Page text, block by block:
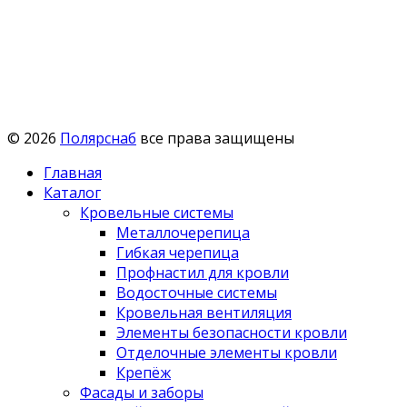
© 2026 Полярснаб все права защищены
Главная
Каталог
Кровельные системы
Металлочерепица
Гибкая черепица
Профнастил для кровли
Водосточные системы
Кровельная вентиляция
Элементы безопасности кровли
Отделочные элементы кровли
Крепёж
Фасады и заборы